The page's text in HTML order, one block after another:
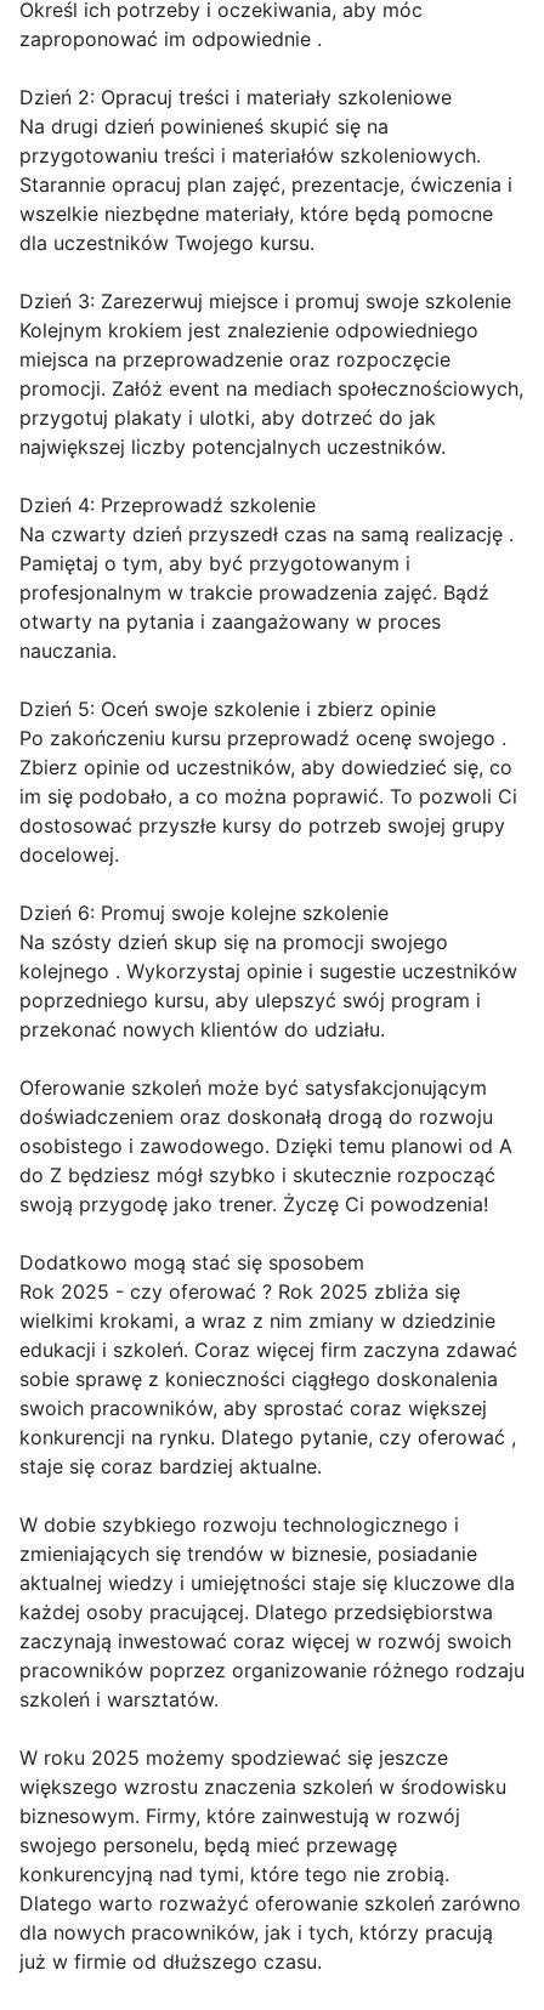
Określ ich potrzeby i oczekiwania, aby móc
zaproponować im odpowiednie .
Dzień 2: Opracuj treści i materiały szkoleniowe
Na drugi dzień powinieneś skupić się na
przygotowaniu treści i materiałów szkoleniowych.
Starannie opracuj plan zajęć, prezentacje, ćwiczenia i
wszelkie niezbędne materiały, które będą pomocne
dla uczestników Twojego kursu.
Dzień 3: Zarezerwuj miejsce i promuj swoje szkolenie
Kolejnym krokiem jest znalezienie odpowiedniego
miejsca na przeprowadzenie oraz rozpoczęcie
promocji. Załóż event na mediach społecznościowych,
przygotuj plakaty i ulotki, aby dotrzeć do jak
największej liczby potencjalnych uczestników.
Dzień 4: Przeprowadź szkolenie
Na czwarty dzień przyszedł czas na samą realizację .
Pamiętaj o tym, aby być przygotowanym i
profesjonalnym w trakcie prowadzenia zajęć. Bądź
otwarty na pytania i zaangażowany w proces
nauczania.
Dzień 5: Oceń swoje szkolenie i zbierz opinie
Po zakończeniu kursu przeprowadź ocenę swojego .
Zbierz opinie od uczestników, aby dowiedzieć się, co
im się podobało, a co można poprawić. To pozwoli Ci
dostosować przyszłe kursy do potrzeb swojej grupy
docelowej.
Dzień 6: Promuj swoje kolejne szkolenie
Na szósty dzień skup się na promocji swojego
kolejnego . Wykorzystaj opinie i sugestie uczestników
poprzedniego kursu, aby ulepszyć swój program i
przekonać nowych klientów do udziału.
Oferowanie szkoleń może być satysfakcjonującym
doświadczeniem oraz doskonałą drogą do rozwoju
osobistego i zawodowego. Dzięki temu planowi od A
do Z będziesz mógł szybko i skutecznie rozpocząć
swoją przygodę jako trener. Życzę Ci powodzenia!
Dodatkowo mogą stać się sposobem
Rok 2025 - czy oferować ? Rok 2025 zbliża się
wielkimi krokami, a wraz z nim zmiany w dziedzinie
edukacji i szkoleń. Coraz więcej firm zaczyna zdawać
sobie sprawę z konieczności ciągłego doskonalenia
swoich pracowników, aby sprostać coraz większej
konkurencji na rynku. Dlatego pytanie, czy oferować ,
staje się coraz bardziej aktualne.
W dobie szybkiego rozwoju technologicznego i
zmieniających się trendów w biznesie, posiadanie
aktualnej wiedzy i umiejętności staje się kluczowe dla
każdej osoby pracującej. Dlatego przedsiębiorstwa
zaczynają inwestować coraz więcej w rozwój swoich
pracowników poprzez organizowanie różnego rodzaju
szkoleń i warsztatów.
W roku 2025 możemy spodziewać się jeszcze
większego wzrostu znaczenia szkoleń w środowisku
biznesowym. Firmy, które zainwestują w rozwój
swojego personelu, będą mieć przewagę
konkurencyjną nad tymi, które tego nie zrobią.
Dlatego warto rozważyć oferowanie szkoleń zarówno
dla nowych pracowników, jak i tych, którzy pracują
już w firmie od dłuższego czasu.